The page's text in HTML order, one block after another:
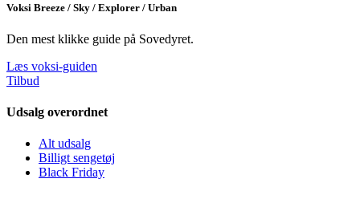
Voksi Breeze / Sky / Explorer / Urban
Den mest klikke guide på Sovedyret.
Læs voksi-guiden
Tilbud
Udsalg overordnet
Alt udsalg
Billigt sengetøj
Black Friday